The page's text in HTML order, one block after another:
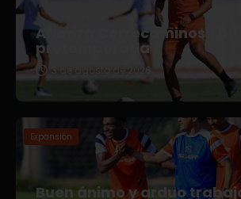
Afianza Correcaminos TDP
pretemporada
3 de agosto de 2026
Expansión
Buen ánimo y arduo